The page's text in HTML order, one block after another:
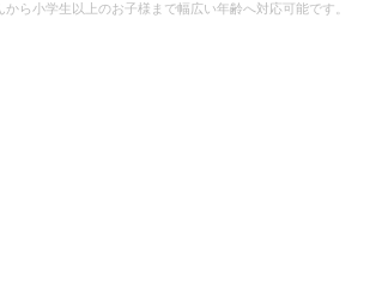
ら小学生以上のお子様まで幅広い年齢へ対応可能です。